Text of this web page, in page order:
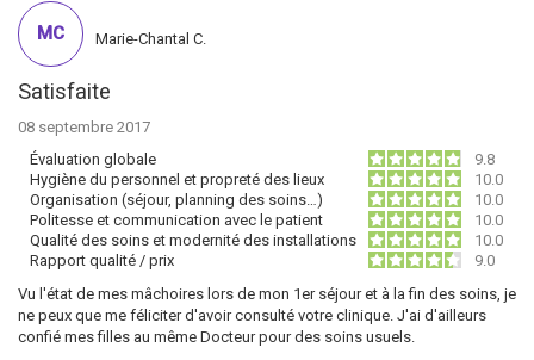
Satisfaite
08 septembre 2017
Évaluation globale
9.8
Hygiène du personnel et propreté des lieux
10.0
Organisation (séjour, planning des soins…)
10.0
Politesse et communication avec le patient
10.0
Qualité des soins et modernité des installations
10.0
Rapport qualité / prix
9.0
Vu l'état de mes mâchoires lors de mon 1er séjour et à la fin des soins, je
ne peux que me féliciter d'avoir consulté votre clinique. J'ai d'ailleurs
confié mes filles au même Docteur pour des soins usuels.
MC Marie-Chantal C.